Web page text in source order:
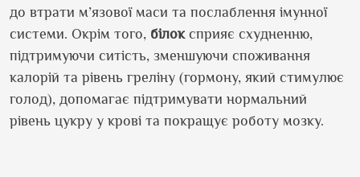
до втрати м’язової маси та послаблення імунної
системи. Окрім того, білоксприяє схудненню,
підтримуючи ситість, зменшуючи споживання
калорій та рівень греліну (гормону, який стимулює
голод), допомагає підтримувати нормальний
рівень цукру у крові та покращує роботу мозку.